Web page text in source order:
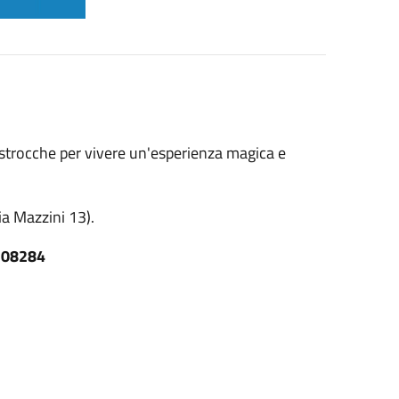
per vivere un'esperienza magica e
Mazzini 13).